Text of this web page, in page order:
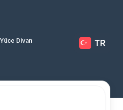
Yüce Divan TR